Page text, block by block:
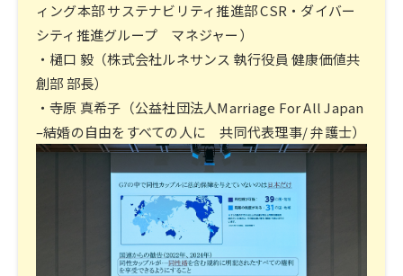
ィング本部 サステナビリティ推進部 CSR・ダイバー
シティ推進グループ マネジャー）
・樋口 毅（株式会社ルネサンス 執行役員 健康価値共
創部 部長）
・寺原 真希子（公益社団法人Marriage For All Japan
–結婚の自由をすべての人に 共同代表理事/ 弁護士）